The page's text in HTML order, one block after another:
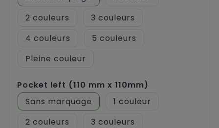
2
3
4
5
Pleine couleur
Pocket left (110 mm x 110mm)
Sans marquage
1
2
3